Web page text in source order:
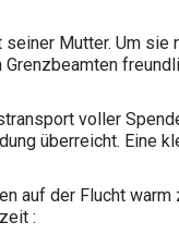
Mutter. Um sie
voller
überreicht. Eine
auf der Flucht warm
: